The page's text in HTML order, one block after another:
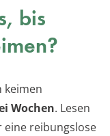
bis
keimen
Wochen. Lesen
eine reibungslose